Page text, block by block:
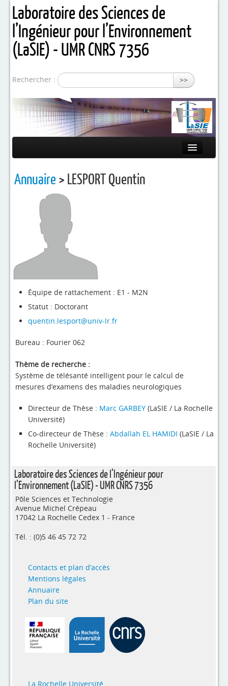
Laboratoire des Sciences de
l’Ingénieur pour l’Environnement
(LaSIE) - UMR CNRS 7356
Rechercher : >>
Equipes de recherche
Activités / Projets
4evLab
RUPEElab
Master - Doctorat
Annuaire > LESPORT Quentin
Équipe de rattachement : E1 - M2N
Statut : Doctorant
quentin.lesport@univ-lr.fr
Bureau : Fourier 062
Thème de recherche :
Système de télésanté intelligent pour le calcul de
mesures d’examens des maladies neurologiques
Directeur de Thèse : Marc GARBEY (LaSIE / La Rochelle
Université)
Co-directeur de Thèse : Abdallah EL HAMIDI (LaSIE / La
Rochelle Université)
Laboratoire des Sciences de l’Ingénieur pour
l’Environnement (LaSIE) - UMR CNRS 7356
Pôle Sciences et Technologie
Avenue Michel Crépeau
17042 La Rochelle Cedex 1 - France
Tél. : (0)5 46 45 72 72
Contacts et plan d’accès
Mentions légales
Annuaire
Plan du site
La Rochelle Université